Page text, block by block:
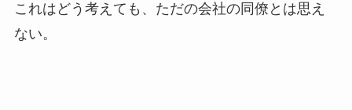
これはどう考えても、ただの会社の同僚とは思え
ない。